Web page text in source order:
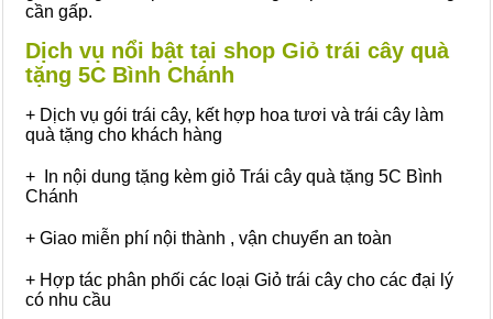
cần gấp.
Dịch vụ nổi bật tại shop Giỏ trái cây quà
tặng 5C Bình Chánh
+ Dịch vụ gói trái cây, kết hợp hoa tươi và trái cây làm
quà tặng cho khách hàng
+ In nội dung tặng kèm giỏ Trái cây quà tặng 5C Bình
Chánh
+ Giao miễn phí nội thành , vận chuyển an toàn
+ Hợp tác phân phối các loại Giỏ trái cây cho các đại lý
có nhu cầu